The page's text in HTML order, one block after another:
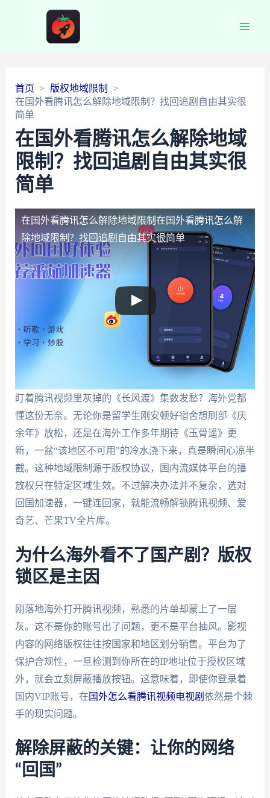
首页
版权地域限制
在国外看腾讯怎么解除地域限制？找回追剧自由其实很
简单
在国外看腾讯怎么解除地域
限制？找回追剧自由其实很
简单
在国外看腾讯怎么解除地域限制 在国外看腾讯怎么解
除地域限制？找回追剧自由其实很简单
盯着腾讯视频里灰掉的《长风渡》集数发愁？海外党都
懂这份无奈。无论你是留学生刚安顿好宿舍想刷部《庆
余年》放松，还是在海外工作多年期待《玉骨遥》更
新，一盆“该地区不可用”的冷水浇下来，真是瞬间心凉半
截。这种地域限制源于版权协议，国内流媒体平台的播
放权只在特定区域生效。不过解决办法并不复杂，选对
回国加速器，一键连回家，就能流畅解锁腾讯视频、爱
奇艺、芒果TV全片库。
为什么海外看不了国产剧？版权
锁区是主因
刚落地海外打开腾讯视频，熟悉的片单却蒙上了一层
灰。这不是你的账号出了问题，更不是平台抽风。影视
内容的网络版权往往按国家和地区划分销售。平台为了
保护合规性，一旦检测到你所在的IP地址位于授权区域
外，就会立刻屏蔽播放按钮。这意味着，即使你登录着
国内VIP账号，在 国外怎么看腾讯视频电视剧 依然是个棘
手的现实问题。
解除屏蔽的关键：让你的网络
“回国”